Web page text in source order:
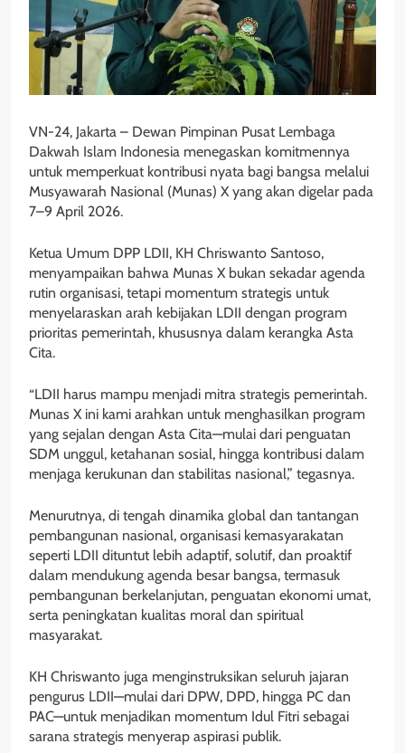
VN-24, Jakarta – Dewan Pimpinan Pusat Lembaga
Dakwah Islam Indonesia menegaskan komitmennya
untuk memperkuat kontribusi nyata bagi bangsa melalui
Musyawarah Nasional (Munas) X yang akan digelar pada
7–9 April 2026.
Ketua Umum DPP LDII, KH Chriswanto Santoso,
menyampaikan bahwa Munas X bukan sekadar agenda
rutin organisasi, tetapi momentum strategis untuk
menyelaraskan arah kebijakan LDII dengan program
prioritas pemerintah, khususnya dalam kerangka Asta
Cita.
“LDII harus mampu menjadi mitra strategis pemerintah.
Munas X ini kami arahkan untuk menghasilkan program
yang sejalan dengan Asta Cita—mulai dari penguatan
SDM unggul, ketahanan sosial, hingga kontribusi dalam
menjaga kerukunan dan stabilitas nasional,” tegasnya.
Menurutnya, di tengah dinamika global dan tantangan
pembangunan nasional, organisasi kemasyarakatan
seperti LDII dituntut lebih adaptif, solutif, dan proaktif
dalam mendukung agenda besar bangsa, termasuk
pembangunan berkelanjutan, penguatan ekonomi umat,
serta peningkatan kualitas moral dan spiritual
masyarakat.
KH Chriswanto juga menginstruksikan seluruh jajaran
pengurus LDII—mulai dari DPW, DPD, hingga PC dan
PAC—untuk menjadikan momentum Idul Fitri sebagai
sarana strategis menyerap aspirasi publik.